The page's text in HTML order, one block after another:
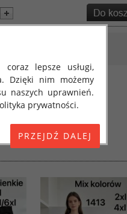
lepsze usługi,
Dzięki nim możemy
naszych uprawnień.
prywatności.
2016/679 z dnia 27
i w sprawie
2018 roku. Poniżej